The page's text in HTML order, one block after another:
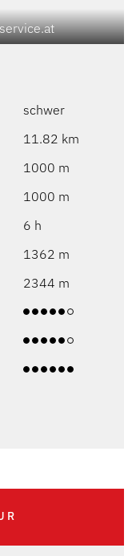
schwer
11.82 km
1000 m
1000 m
6 h
1362 m
2344 m